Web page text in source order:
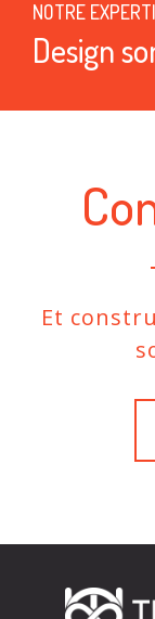
NOTRE
Design
Et